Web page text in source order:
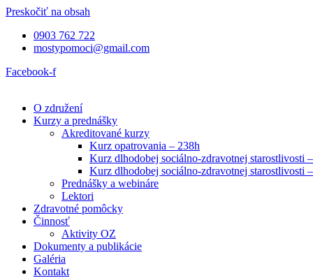
Preskočiť na obsah
0903 762 722
mostypomoci@gmail.com
Facebook-f
O združení
Kurzy a prednášky
Akreditované kurzy
Kurz opatrovania – 238h
Kurz dlhodobej sociálno-zdravotnej starostlivosti
Kurz dlhodobej sociálno-zdravotnej starostlivosti
Prednášky a webináre
Lektori
Zdravotné pomôcky
Činnosť
Aktivity OZ
Dokumenty a publikácie
Galéria
Kontakt